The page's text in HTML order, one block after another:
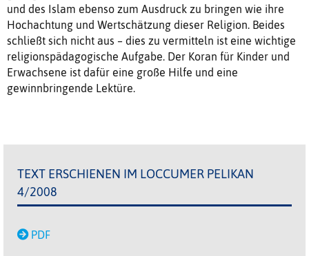
und des Islam ebenso zum Ausdruck zu bringen wie ihre
Hochachtung und Wertschätzung dieser Religion. Beides
schließt sich nicht aus – dies zu vermitteln ist eine wichtige
religionspädagogische Aufgabe. Der Koran für Kinder und
Erwachsene ist dafür eine große Hilfe und eine
gewinnbringende Lektüre.
TEXT ERSCHIENEN IM LOCCUMER PELIKAN
4/2008
PDF